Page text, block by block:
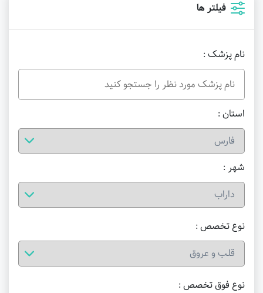
فیلتر ها
نام پزشک :
استان :
شهر :
نوع تخصص :
نوع فوق تخصص :